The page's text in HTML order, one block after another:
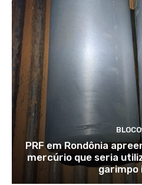
PRF em Rondônia
mercúrio que seria
garimpo